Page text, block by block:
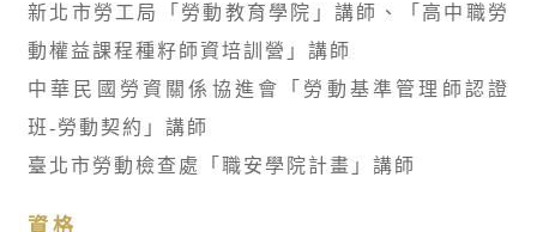
新北市勞工局「勞動教育學院」講師、「高中職勞
動權益課程種籽師資培訓營」講師
中華民國勞資關係協進會「勞動基準管理師認證
班-勞動契約」講師
臺北市勞動檢查處「職安學院計畫」講師
資格